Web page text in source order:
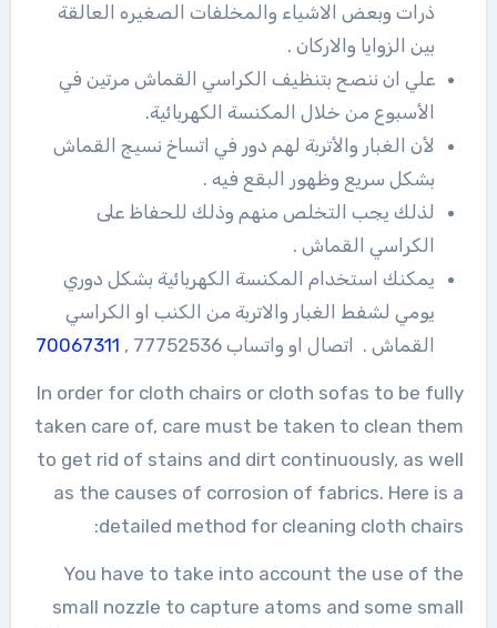
ذرات وبعض الاشياء والمخلفات الصغيره العالقة
بين الزوايا والاركان .
علي ان ننصح بتنظيف الكراسي القماش مرتين في
الأسبوع من خلال المكنسة الكهربائية.
لأن الغبار والأتربة لهم دور في اتساخ نسيج القماش
بشكل سريع وظهور البقع فيه .
لذلك يجب التخلص منهم وذلك للحفاظ على
الكراسي القماش .
يمكنك استخدام المكنسة الكهربائية بشكل دوري
يومي لشفط الغبار والاتربة من الكنب او الكراسي
القماش . اتصال او واتساب 77752536 ,
70067311
In order for cloth chairs or cloth sofas to be fully
taken care of, care must be taken to clean them
to get rid of stains and dirt continuously, as well
as the causes of corrosion of fabrics. Here is a
detailed method for cleaning cloth chairs:
You have to take into account the use of the
small nozzle to capture atoms and some small